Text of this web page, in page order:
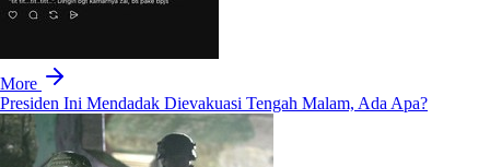
More
Presiden Ini Mendadak Dievakuasi Tengah Malam, Ada Apa?